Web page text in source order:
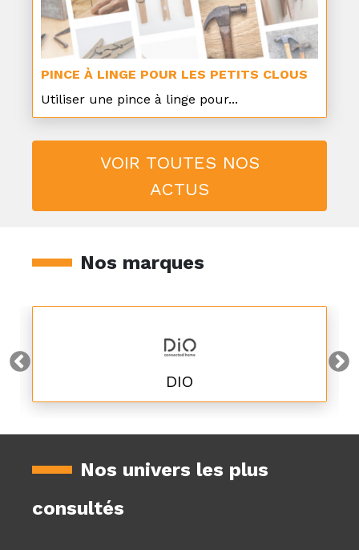
PINCE À LINGE POUR LES PETITS CLOUS
Utiliser une pince à linge pour...
VOIR TOUTES NOS
ACTUS
Nos marques
DIO
Nos univers les plus
consultés